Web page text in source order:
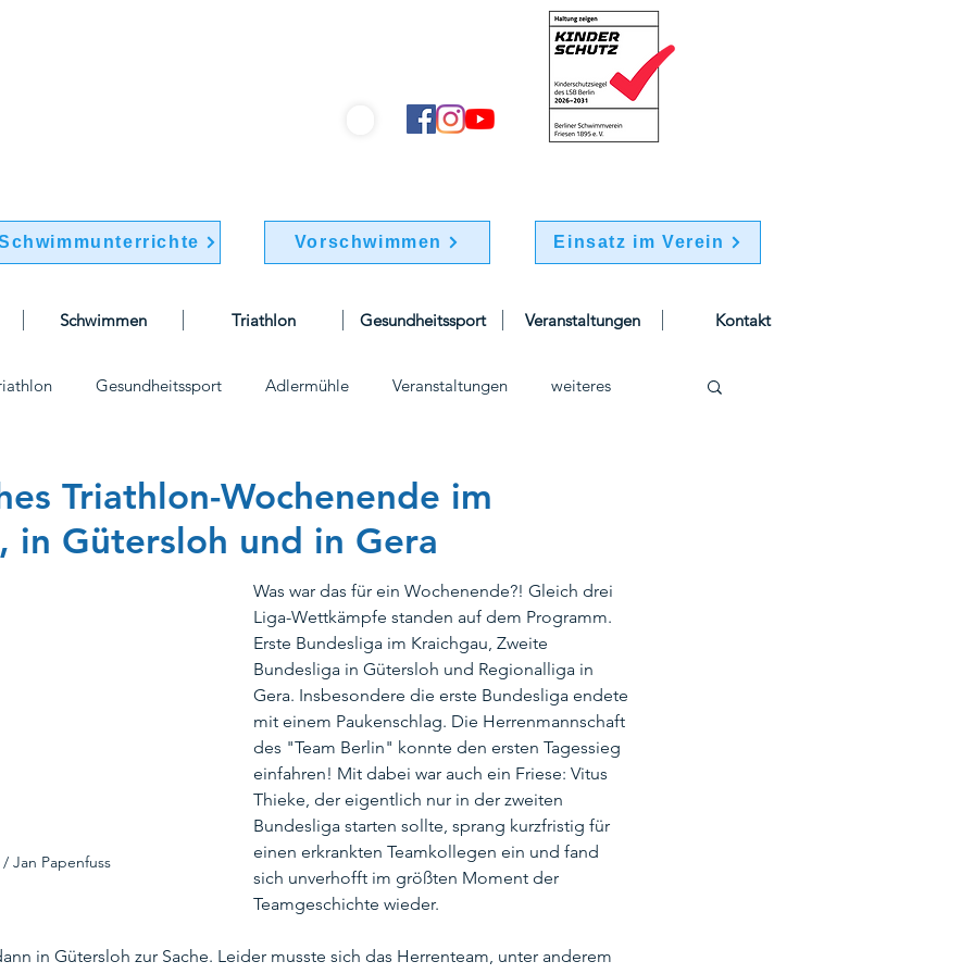
Vorschwimmen Einsatz im Verein
Gesundheitssport Adlermühle Veranstaltungen weiteres
Schwimmausbildung Stadtbad Tempelhof
Kooperation SG Steglitz Trikids
Kinderschutz Kinderrechte Sommerfest
Triathlon-Wochenende im
in Gütersloh und in Gera
Jan Papenfuss
Was war das für ein Wochenende?! Gleich drei
Liga-Wettkämpfe standen auf dem Programm.
Erste Bundesliga im Kraichgau, Zweite
Bundesliga in Gütersloh und Regionalliga in
Gera. Insbesondere die erste Bundesliga endete
mit einem Paukenschlag. Die Herrenmannschaft
des "Team Berlin" konnte den ersten Tagessieg
einfahren! Mit dabei war auch ein Friese: Vitus
Thieke, der eigentlich nur in der zweiten
Bundesliga starten sollte, sprang kurzfristig für
einen erkrankten Teamkollegen ein und fand
sich unverhofft im größten Moment der
Teamgeschichte wieder.
in Gütersloh zur Sache. Leider musste sich das Herrenteam, unter anderem
Schwimmen Triathlon Gesundheitssport Veranstaltungen Kontakt